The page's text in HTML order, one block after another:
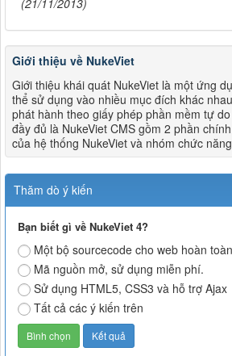
(21/11/2013)
Giới thiệu về NukeViet
Giới thiệu khái quát NukeViet là một ứng
thể sử dụng vào nhiều mục đích khác
phát hành theo giấy phép phần mềm tự
đầy đủ là NukeViet CMS gồm 2 phần
của hệ thống NukeViet và nhóm chức
Thăm dò ý kiến
Bạn biết gì về NukeViet 4?
Một bộ sourcecode cho web hoàn
Mã nguồn mở, sử dụng miễn phí.
Sử dụng HTML5, CSS3 và hỗ trợ Ajax
Tất cả các ý kiến trên